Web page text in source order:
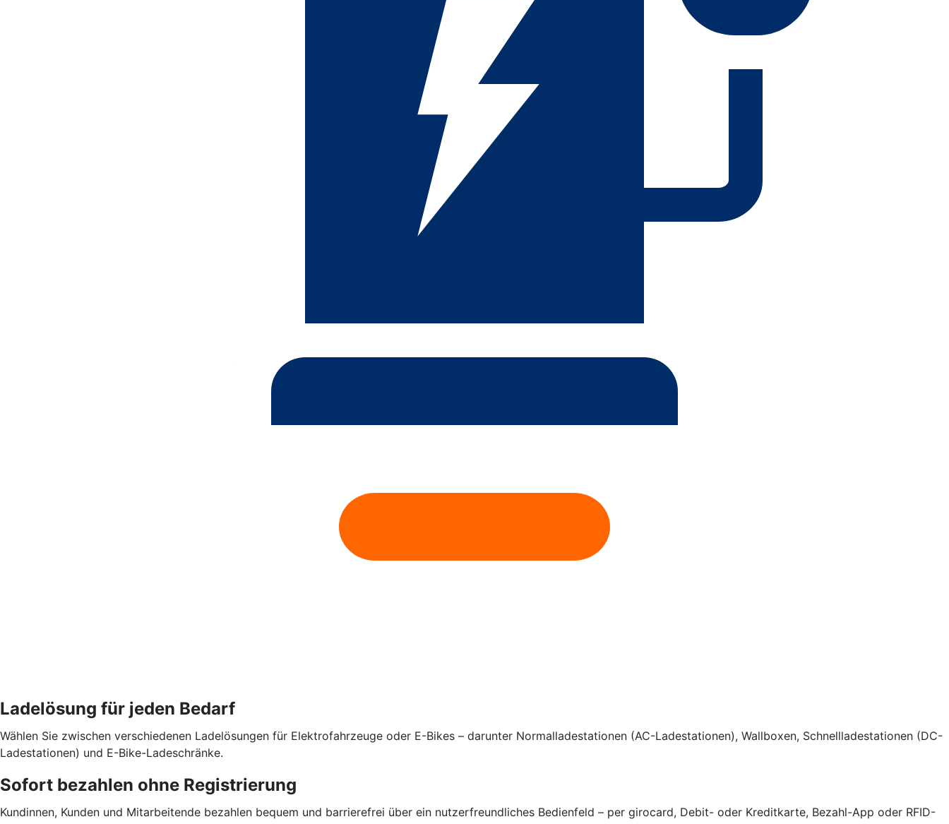
Ladelösung für jeden Bedarf
Wählen Sie zwischen verschiedenen Ladelösungen für Elektrofahrzeuge oder E-Bikes – darunter Normalladestationen (AC-Ladestationen), Wallboxen, Schnellladestationen (DC-
Ladestationen) und E-Bike-Ladeschränke.
Sofort bezahlen ohne Registrierung
Kundinnen, Kunden und Mitarbeitende bezahlen bequem und barrierefrei über ein nutzerfreundliches Bedienfeld – per girocard, Debit- oder Kreditkarte, Bezahl-App oder RFID-